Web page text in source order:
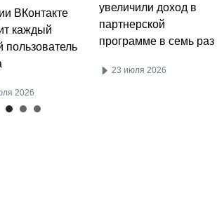
ВКонтакте
каждый
пользователь
2026
увеличили доход в
партнерской
программе в семь раз
23 июля 2026